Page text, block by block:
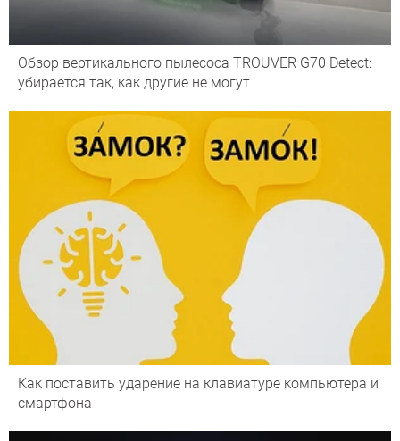
Обзор вертикального пылесоса TROUVER G70 Detect:
убирается так, как другие не могут
Как поставить ударение на клавиатуре компьютера и
смартфона